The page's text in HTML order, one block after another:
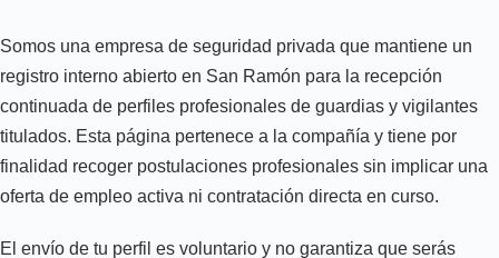
Somos una empresa de seguridad privada que mantiene un
registro interno abierto en San Ramón para la recepción
continuada de perfiles profesionales de guardias y vigilantes
titulados. Esta página pertenece a la compañía y tiene por
finalidad recoger postulaciones profesionales sin implicar una
oferta de empleo activa ni contratación directa en curso.
El envío de tu perfil es voluntario y no garantiza que serás